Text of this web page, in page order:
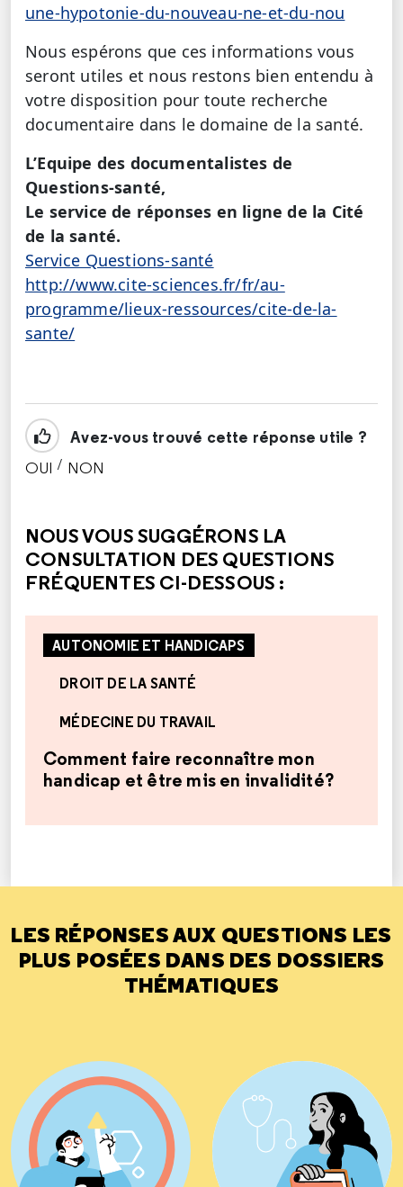
une-hypotonie-du-nouveau-ne-et-du-nou
Nous espérons que ces informations vous
seront utiles et nous restons bien entendu à
votre disposition pour toute recherche
documentaire dans le domaine de la santé.
L’Equipe des documentalistes de
Questions-santé,
Le service de réponses en ligne de la Cité
de la santé.
Service Questions-santé
http://www.cite-sciences.fr/fr/au-
programme/lieux-ressources/cite-de-la-
sante/
Avez-vous trouvé cette réponse utile ?
OUI / NON
NOUS VOUS SUGGÉRONS LA
CONSULTATION DES QUESTIONS
FRÉQUENTES CI-DESSOUS :
AUTONOMIE ET HANDICAPS
DROIT DE LA SANTÉ
MÉDECINE DU TRAVAIL
Comment faire reconnaître mon
handicap et être mis en invalidité?
LES RÉPONSES AUX QUESTIONS LES
PLUS POSÉES DANS DES DOSSIERS
THÉMATIQUES